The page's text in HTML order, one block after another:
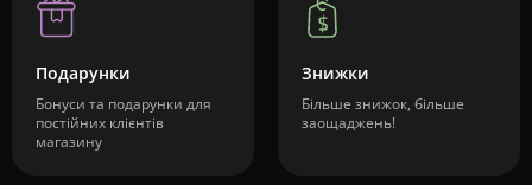
Подарунки
Бонуси та подарунки для
постійних клієнтів
магазину
Знижки
Більше знижок, більше
заощаджень!